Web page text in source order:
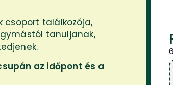
csoport találkozója,
tanuljanak,
az időpont és a